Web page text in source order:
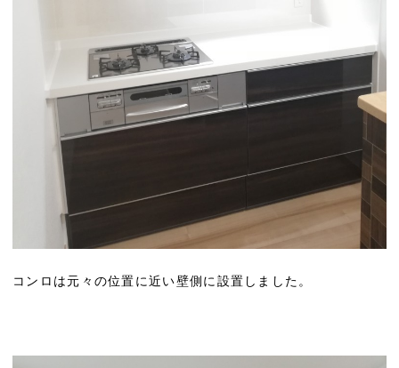
コンロは元々の位置に近い壁側に設置しました。